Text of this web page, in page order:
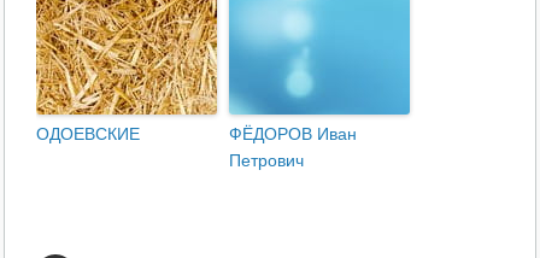
ОДОЕВСКИЕ
ФЁДОРОВ Иван
Петрович